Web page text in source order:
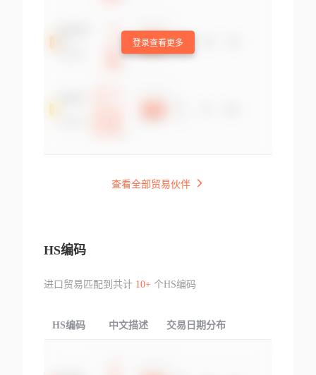
登录查看更多
查看全部贸易伙伴
HS编码
进口贸易匹配到共计 10+个HS编码
HS编码 中文描述 交易日期分布